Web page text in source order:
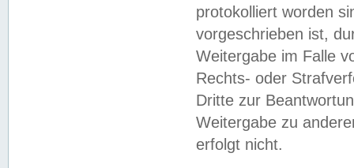
protokolliert worden
vorgeschrieben ist,
Weitergabe im Falle
Rechts- oder
Dritte zur
Weitergabe zu
erfolgt nicht.